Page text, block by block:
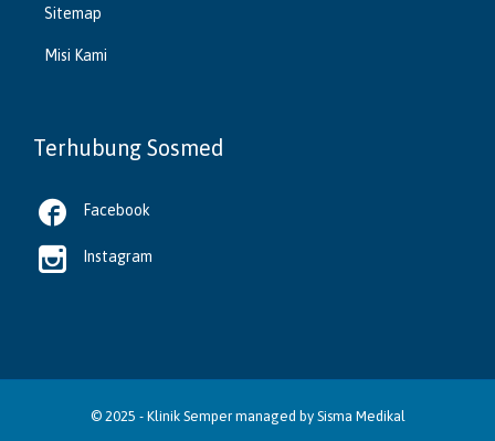
Sitemap
Misi Kami
Terhubung Sosmed
 Facebook
 Instagram
© 2025 - Klinik Sempermanaged by Sisma Medikal